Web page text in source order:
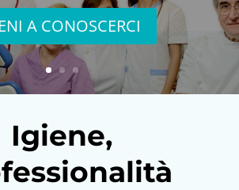
A CONOSCERCI
Igiene,